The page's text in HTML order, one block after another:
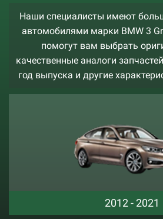
Наши специалисты имеют
автомобилями марки BMW 3
помогут вам выбрать
качественные аналоги
год выпуска и другие
2012 - 2021